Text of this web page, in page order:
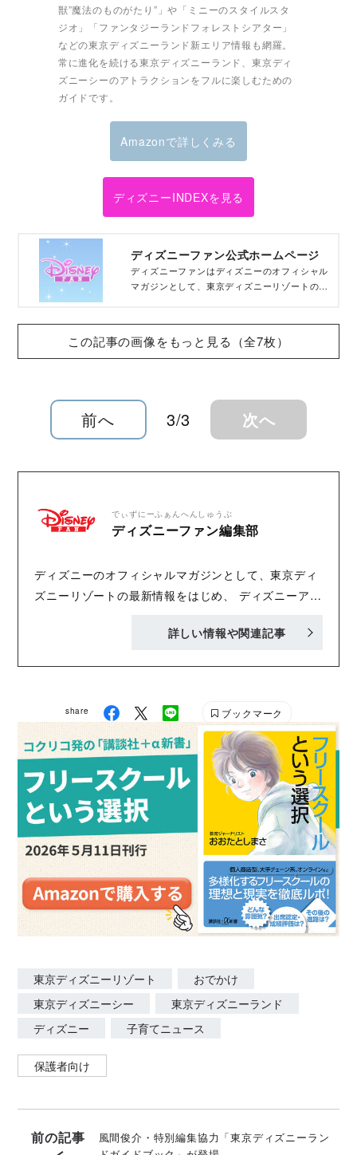
獣”魔法のものがたり”」や「ミニーのスタイルスタ
ジオ」「ファンタジーランドフォレストシアター」
などの東京ディズニーランド新エリア情報も網羅。
常に進化を続ける東京ディズニーランド、東京ディ
ズニーシーのアトラクションをフルに楽しむための
ガイドです。
Amazonで詳しくみる
ディズニーINDEXを見る
ディズニーファン公式ホームページ
ディズニーファンはディズニーのオフィシャル
マガジンとして、東京ディズニーリゾートの最
ています。
この記事の画像をもっと見る（全7枚）
前へ 3/3 次へ
でぃずにーふぁんへんしゅうぶ
ディズニーファン編集部
ディズニーのオフィシャルマガジンとして、東京ディ
ズニーリゾートの最新情報をはじめ、 ディズニーアニ
ど、ディズニーに関する最新情報を掲載する月刊誌。
詳しい情報や関連記事
share ブックマーク
東京ディズニーリゾート
おでかけ
東京ディズニーシー
東京ディズニーランド
ディズニー
子育てニュース
保護者向け
前の記事
風間俊介・特別編集協力「東京ディズニーラン